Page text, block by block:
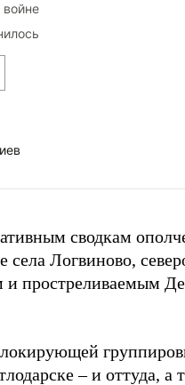
войне
сводкам
села Логвиново,
простреливаемым
– и оттуда, а